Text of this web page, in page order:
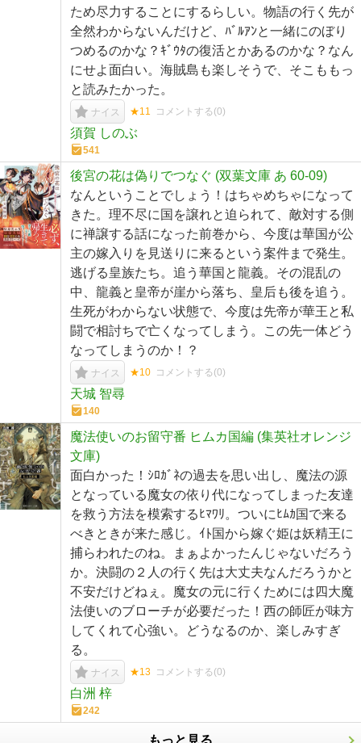
ため尽力することにするらしい。物語の行く先が
全然わからないんだけど、ﾊﾞﾙｱﾝと一緒にのぼり
つめるのかな？ｷﾞｳﾀの復活とかあるのかな？なん
にせよ面白い。海賊島も楽しそうで、そこももっ
と読みたかった。
ナイス ★11 コメントする(0)
須賀 しのぶ
541
後宮の花は偽りでつなぐ (双葉文庫 あ 60-09)
なんということでしょう！はちゃめちゃになって
きた。理不尽に国を譲れと迫られて、敵対する側
に禅譲する話になった前巻から、今度は華国が公
主の嫁入りを見送りに来るという案件まで発生。
逃げる皇族たち。追う華国と龍義。その混乱の
中、龍義と皇帝が崖から落ち、皇后も後を追う。
生死がわからない状態で、今度は先帝が華王と私
闘で相討ちで亡くなってしまう。この先一体どう
なってしまうのか！？
ナイス ★10 コメントする(0)
天城 智尋
140
魔法使いのお留守番 ヒムカ国編 (集英社オレンジ
文庫)
面白かった！ｼﾛｶﾞﾈの過去を思い出し、魔法の源
となっている魔女の依り代になってしまった友達
を救う方法を模索するﾋﾏﾜﾘ。ついにﾋﾑｶ国で来る
べきときが来た感じ。ｲﾄ国から嫁ぐ姫は妖精王に
捕らわれたのね。まぁよかったんじゃないだろう
か。決闘の２人の行く先は大丈夫なんだろうかと
不安だけどねぇ。魔女の元に行くためには四大魔
法使いのブローチが必要だった！西の師匠が味方
してくれて心強い。どうなるのか、楽しみすぎ
る。
ナイス ★13 コメントする(0)
白洲 梓
242
もっと見る